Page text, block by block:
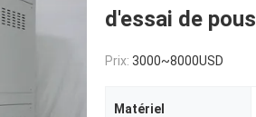
d'essai de
Prix: 3000~8000USD
Matériel